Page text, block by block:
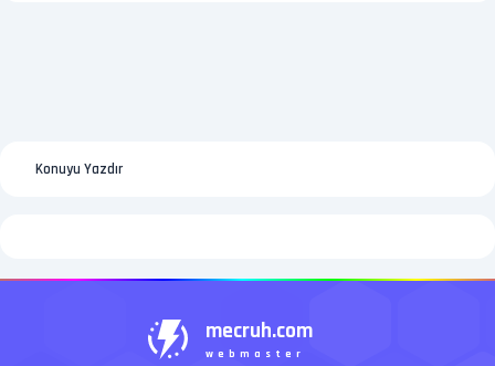
Konuyu Yazdır
mecruh.com
webmaster